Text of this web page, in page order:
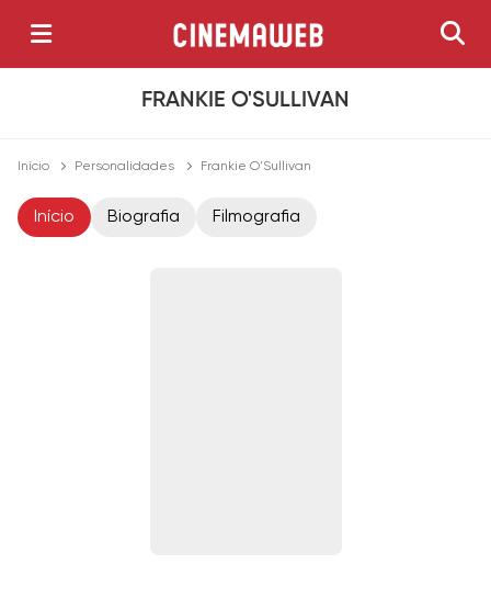
FRANKIE O'SULLIVAN
Início Personalidades Frankie O'Sullivan
Início Biografia Filmografia